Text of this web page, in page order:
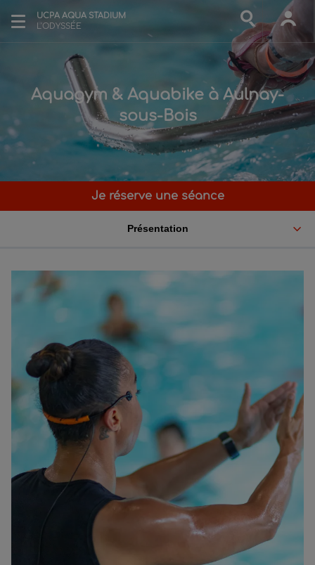
UCPA AQUA STADIUM
L'ODYSSÉE
Aquagym & Aquabike à Aulnay-
sous-Bois
Je réserve une séance
Présentation